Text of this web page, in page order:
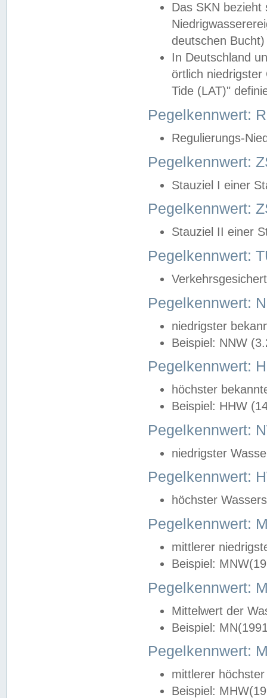
Das SKN
deutschen
In Deutschland
örtlich
Tide (LAT)"
Pegelkennwert:
Regulierungs-
Pegelkennwert:
Stauziel I einer
Pegelkennwert:
Stauziel II einer
Pegelkennwert:
Pegelkennwert:
niedrigster
Beispiel: NNW
Pegelkennwert:
höchster
Beispiel: HHW
Pegelkennwert:
niedrigster
Pegelkennwert:
höchster
Pegelkennwert:
mittlerer
Beispiel:
Pegelkennwert:
Mittelwert der
Beispiel:
Pegelkennwert:
mittlerer
Beispiel: